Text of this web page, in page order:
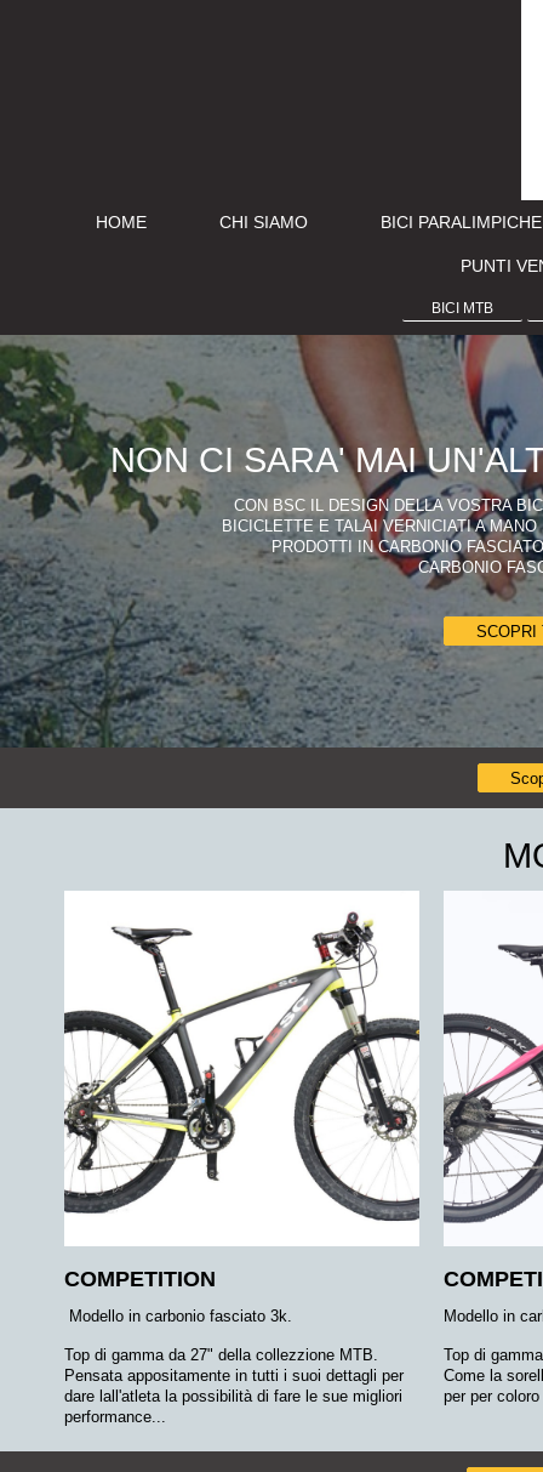
HOME CHI SIAMO BICI PARALIMPICHE
PUNTI
BICI MTB
NON CI SARA' MAI
CON BSC IL DESIGN DELLA VOSTRA
BICICLETTE E TALAI VERNICIATI A
PRODOTTI IN CARBONIO
CARBONIO
SCOPRI
COMPETITION
Modello in carbonio fasciato 3k.
Top di gamma da 27" della collezzione MTB.
Pensata appositamente in tutti i suoi dettagli per
dare lall'atleta la possibilità di fare le sue migliori
performance...
Modello in
Top di
Come la
per per